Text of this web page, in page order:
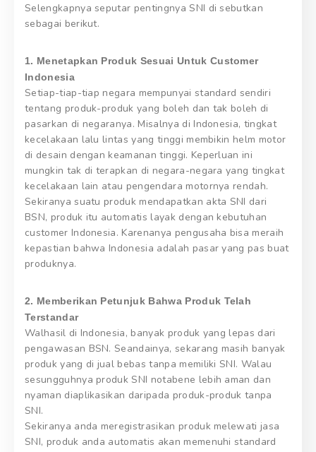
Selengkapnya seputar pentingnya SNI di sebutkan
sebagai berikut.
1. Menetapkan Produk Sesuai Untuk Customer
Indonesia
Setiap-tiap-tiap negara mempunyai standard sendiri
tentang produk-produk yang boleh dan tak boleh di
pasarkan di negaranya. Misalnya di Indonesia, tingkat
kecelakaan lalu lintas yang tinggi membikin helm motor
di desain dengan keamanan tinggi. Keperluan ini
mungkin tak di terapkan di negara-negara yang tingkat
kecelakaan lain atau pengendara motornya rendah.
Sekiranya suatu produk mendapatkan akta SNI dari
BSN, produk itu automatis layak dengan kebutuhan
customer Indonesia. Karenanya pengusaha bisa meraih
kepastian bahwa Indonesia adalah pasar yang pas buat
produknya.
2. Memberikan Petunjuk Bahwa Produk Telah
Terstandar
Walhasil di Indonesia, banyak produk yang lepas dari
pengawasan BSN. Seandainya, sekarang masih banyak
produk yang di jual bebas tanpa memiliki SNI. Walau
sesungguhnya produk SNI notabene lebih aman dan
nyaman diaplikasikan daripada produk-produk tanpa
SNI.
Sekiranya anda meregistrasikan produk melewati jasa
SNI, produk anda automatis akan memenuhi standard